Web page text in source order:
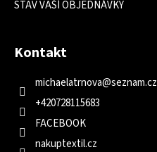
STAV VAŠÍ OBJEDNÁVKY
Kontakt
michaelatrnova@seznam.cz
+420728115683
FACEBOOK
nakuptextil.cz